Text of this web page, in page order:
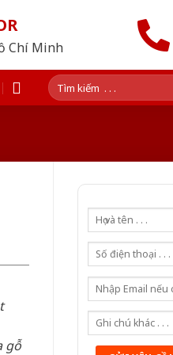
Chí Minh
Tìm
kiếm:
gỗ